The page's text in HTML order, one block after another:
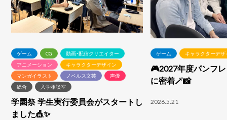
ゲーム CG
動画・配信クリエイター
アニメーション
キャラクターデザイン
マンガイラスト
ノベルス文芸
声優
総合
入学相談室
学園祭 学生実行委員会がスタートし
ました🎪✨
ゲーム キャラクターデ
🎮2027年度パンフ
に密着🪄📸
2026.5.21